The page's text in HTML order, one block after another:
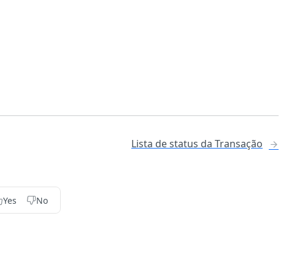
Lista de status da Transação
Yes No